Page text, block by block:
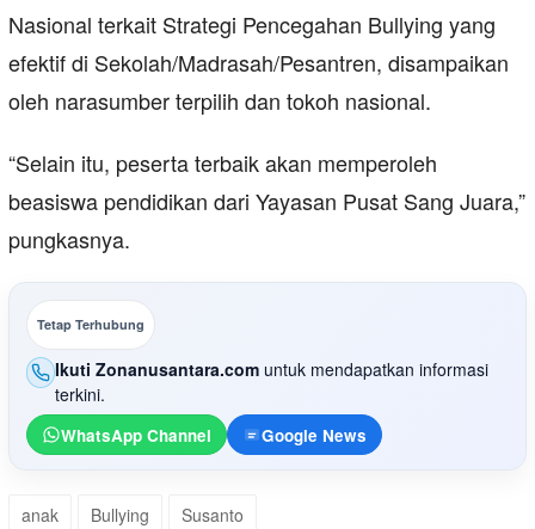
Nasional terkait Strategi Pencegahan Bullying yang
efektif di Sekolah/Madrasah/Pesantren, disampaikan
oleh narasumber terpilih dan tokoh nasional.
“Selain itu, peserta terbaik akan memperoleh
beasiswa pendidikan dari Yayasan Pusat Sang Juara,”
pungkasnya.
Tetap Terhubung
Ikuti Zonanusantara.com untuk mendapatkan informasi
terkini.
WhatsApp Channel Google News
anak Bullying Susanto